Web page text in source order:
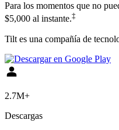
Para los momentos que no
$5,000 al instante.‡
Tilt es una compañía de
2.7M+
Descargas